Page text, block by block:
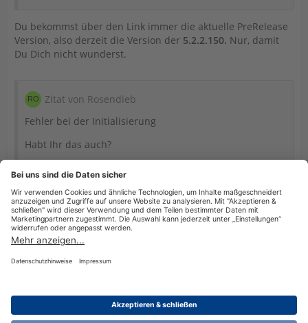
Du bekommst über den Link immer die aktuelle PreRelease
Version, also derzeit die Version der 5.2.2.150. Nur, damit
Du Dich nicht wunderst.
Zitat von Rosendieb
Fehler bei der Initialisierung
Habt Ihr das auch?
Nein. Aber das kannunter bestimmten Umständen
vorkommen. Bitte bei solchen Problemen, die jetzt mit dem
Thema des Threads nicht direkt etwas zu tun haben, die
Forumssuche nutzen.
Nutzungsbestimmungen Cookie-Einstellungen